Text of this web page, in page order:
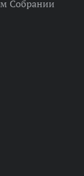
Собрании